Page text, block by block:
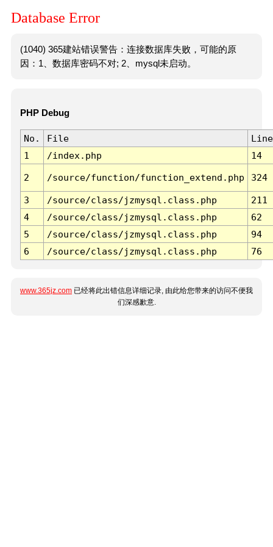
Database Error
(1040) 365建站错误警告：连接数据库失败，可能的原
因：1、数据库密码不对; 2、mysql未启动。
PHP Debug
No. File
Line
1
/index.php 14
2 /source/function/function_extend.php 324
3 /source/class/jzmysql.class.php
211
4
/source/class/jzmysql.class.php
62
5
/source/class/jzmysql.class.php
94
6
/source/class/jzmysql.class.php 76
www.365jz.com 已经将此出错信息详细记录, 由此给您带来的访问不便我
们深感歉意.